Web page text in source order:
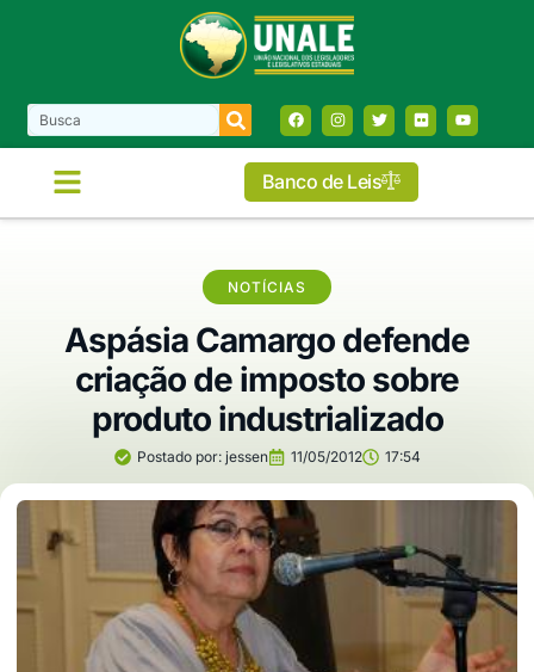
Banco de Leis
NOTÍCIAS
Aspásia Camargo defende
criação de imposto sobre
produto industrializado
Postado por:jessen 11/05/2012 17:54